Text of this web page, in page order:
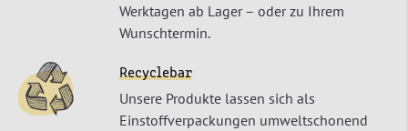
Werktagen ab Lager – oder zu Ihrem
Wunschtermin.
Recyclebar
Unsere Produkte lassen sich als
Einstoffverpackungen umweltschonend